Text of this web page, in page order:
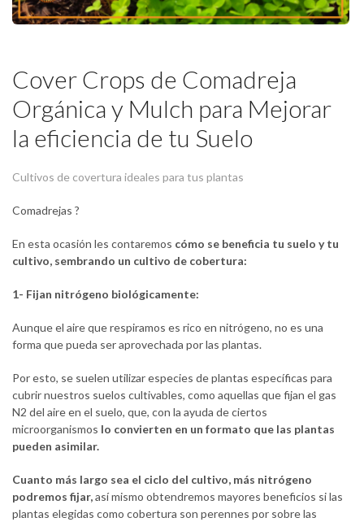
Cover Crops de Comadreja
Orgánica y Mulch para Mejorar
la eficiencia de tu Suelo
Cultivos de covertura ideales para tus plantas
Comadrejas ?
En esta ocasión les contaremos cómo se beneficia tu suelo y tu
cultivo, sembrando un cultivo de cobertura:
1- Fijan nitrógeno biológicamente:
Aunque el aire que respiramos es rico en nitrógeno, no es una
forma que pueda ser aprovechada por las plantas.
Por esto, se suelen utilizar especies de plantas específicas para
cubrir nuestros suelos cultivables, como aquellas que fijan el gas
N2 del aire en el suelo, que, con la ayuda de ciertos
microorganismos lo convierten en un formato que las plantas
pueden asimilar.
Cuanto más largo sea el ciclo del cultivo, más nitrógeno
podremos fijar,así mismo obtendremos mayores beneficios si las
plantas elegidas como cobertura son perennes por sobre las